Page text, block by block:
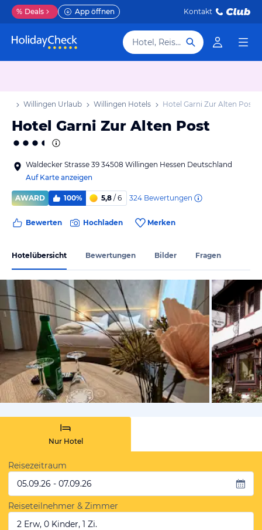
% Deals App öffnen Kontakt
Hotel, Reiseziel
Willingen Urlaub Willingen Hotels Hotel Garni Zur Alten Post
Hotel Garni Zur Alten Post
Waldecker Strasse 39 34508 Willingen Hessen Deutschland
Auf Karte anzeigen
AWARD 100% 5,8 / 6 324 Bewertungen
Bewerten Hochladen Merken
Hotelübersicht Bewertungen Bilder Fragen
vom
Nur Hotel
Reisezeitraum
05.09.26 - 07.09.26
Reiseteilnehmer & Zimmer
2 Erw, 0 Kinder, 1 Zi.